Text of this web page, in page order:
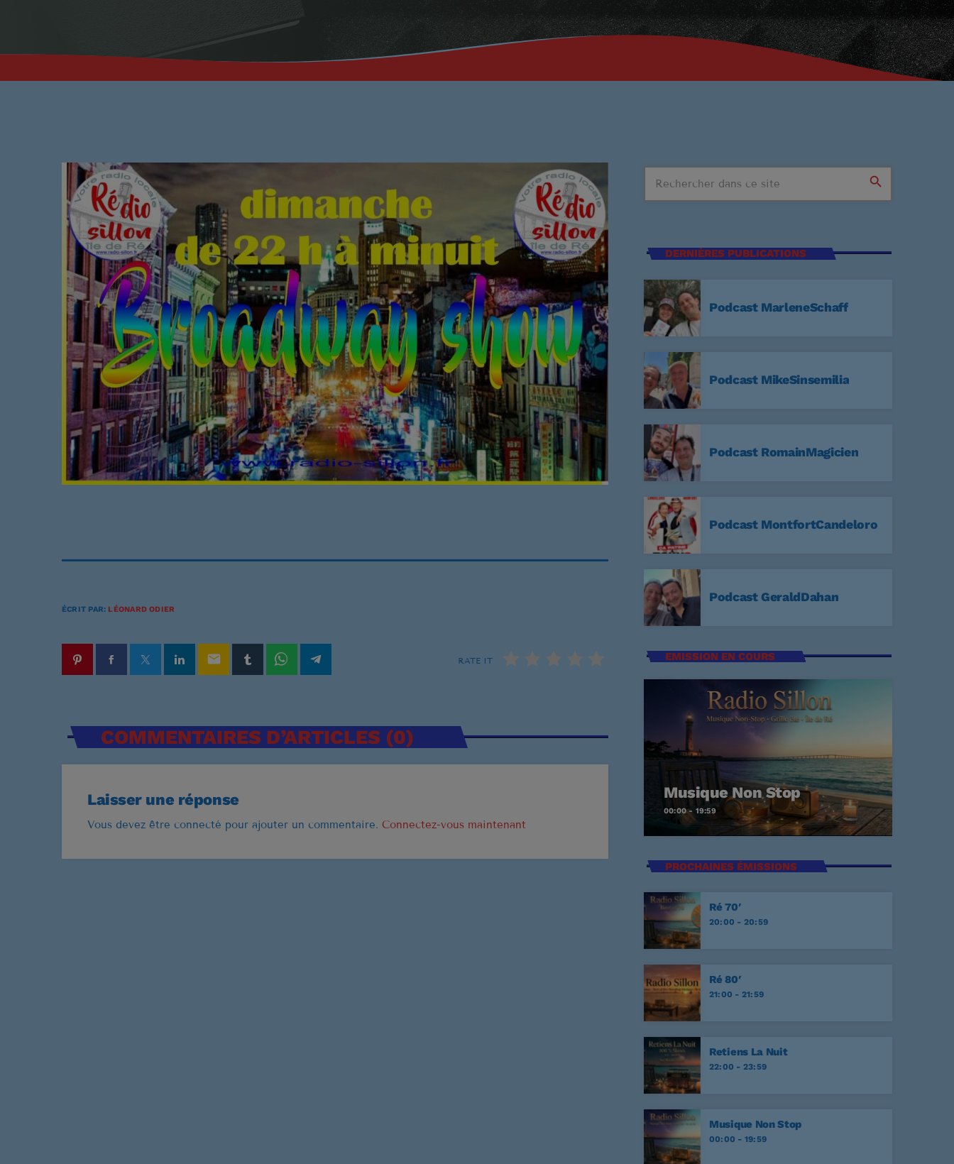
Musique Non Stop
00:00 - 19:59
PROCHAINES ÉMISSIONS
Ré 70′
20:00 - 20:59
Ré 80′
Retiens La Nuit
22:00 - 23:59
Musique Non Stop
CLASSEMENT
1 Let's Twist Again
CHUBBY CHECKER
It's Now or Never
ELVIS PRESLEY
ROCCO GRANATA
ÉCRIT PAR: LÉONARD ODIER
email RATE IT
COMMENTAIRES D’ARTICLES (0)
Laisser une réponse
Vous devez être connecté pour ajouter un commentaire. Connectez-vous maintenant
search
DERNIÈRES PUBLICATIONS
Podcast MarleneSchaff
Podcast MikeSinsemilia
Podcast RomainMagicien
Podcast MontfortCandeloro
Podcast GeraldDahan
EMISSION EN COURS
Musique Non Stop
00:00 - 19:59
PROCHAINES ÉMISSIONS
Ré 70′
20:00 - 20:59
Ré 80′
21:00 - 21:59
Retiens La Nuit
22:00 - 23:59
Musique Non Stop
00:00 - 19:59